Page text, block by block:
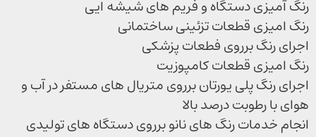
رنگ آمیزی دستگاه و فریم های شیشه ایی
رنگ امیزی قطعات تزئینی ساختمانی
اجرای رنگ برروی فطعات پزشکی
رنگ امیزی قطعات کامپوزیت
اجرای رنگ پلی یورتان برروی متریال های مستفر در آب و
هوای با رطوبت درصد بالا
انجام خدمات رنگ های نانو برروی دستگاه های تولیدی